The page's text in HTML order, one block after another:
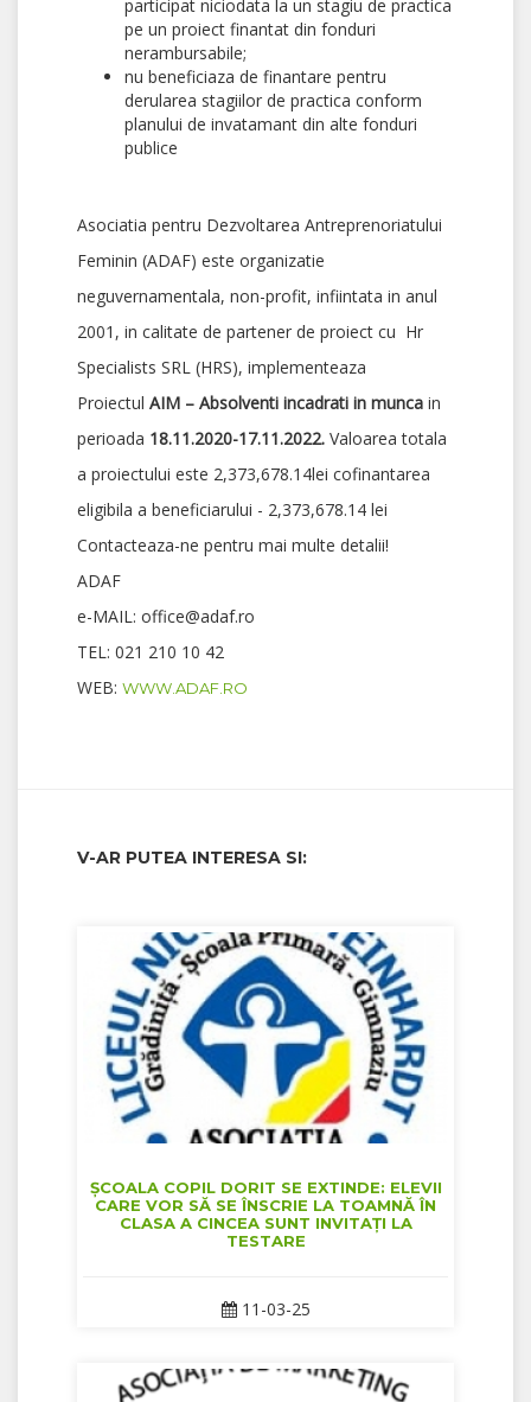
participat niciodata la un stagiu de practica
pe un proiect finantat din fonduri
nerambursabile;
nu beneficiaza de finantare pentru
derularea stagiilor de practica conform
planului de invatamant din alte fonduri
publice
Asociatia pentru Dezvoltarea Antreprenoriatului
Feminin (ADAF) este organizatie
neguvernamentala, non-profit, infiintata in anul
2001, in calitate de partener de proiect cu Hr
Specialists SRL (HRS), implementeaza
Proiectul AIM – Absolventi incadrati in munca in
perioada 18.11.2020-17.11.2022. Valoarea totala
a proiectului este 2,373,678.14lei cofinantarea
eligibila a beneficiarului - 2,373,678.14 lei
Contacteaza-ne pentru mai multe detalii!
ADAF
e-MAIL: office@adaf.ro
TEL: 021 210 10 42
WEB: WWW.ADAF.RO
V-AR PUTEA INTERESA SI:
ȘCOALA COPIL DORIT SE EXTINDE: ELEVII
CARE VOR SĂ SE ÎNSCRIE LA TOAMNĂ ÎN
CLASA A CINCEA SUNT INVITAȚI LA
TESTARE
11-03-25